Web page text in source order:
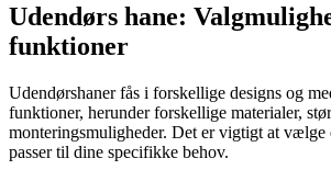
Udendørs hane:
funktioner
Udendørshaner fås i forskellige designs og
funktioner, herunder forskellige materialer,
monteringsmuligheder. Det er vigtigt at vælge
passer til dine specifikke behov.